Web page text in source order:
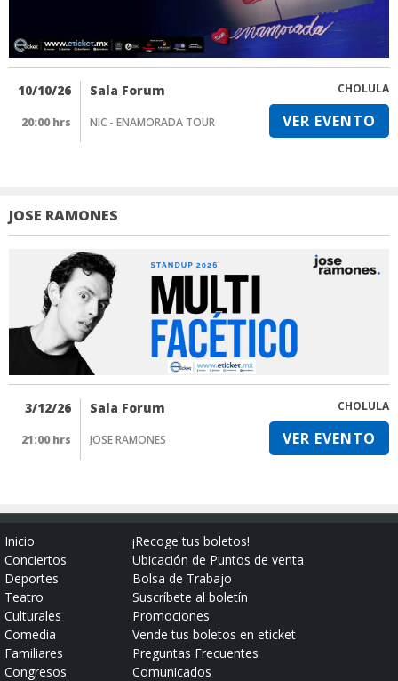
10/10/26 Sala Forum CHOLULA
20:00 hrs NIC - ENAMORADA TOUR VER EVENTO
JOSE RAMONES
3/12/26 Sala Forum CHOLULA
21:00 hrs JOSE RAMONES VER EVENTO
Inicio
Conciertos
Deportes
Teatro
Culturales
Comedia
Familiares
Congresos
¡Recoge tus boletos!
Ubicación de Puntos de venta
Bolsa de Trabajo
Suscríbete al boletín
Promociones
Vende tus boletos en eticket
Preguntas Frecuentes
Comunicados